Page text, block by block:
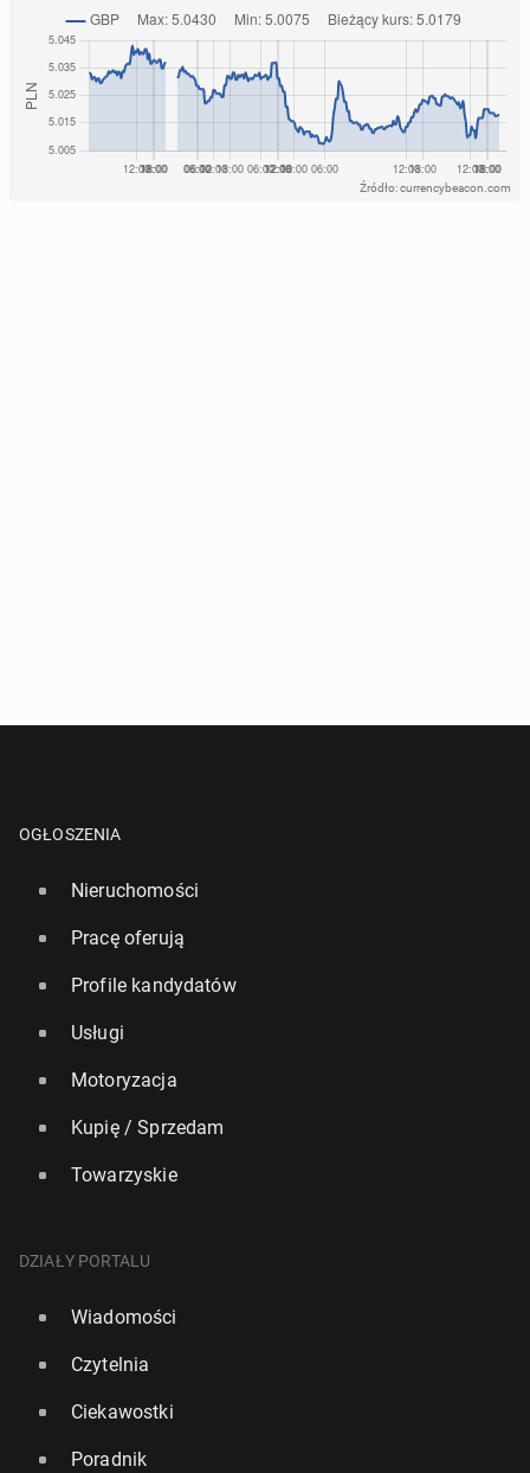
Źródło: currencybeacon.com
OGŁOSZENIA
Nieruchomości
Pracę oferują
Profile kandydatów
Usługi
Motoryzacja
Kupię / Sprzedam
Towarzyskie
DZIAŁY PORTALU
Wiadomości
Czytelnia
Ciekawostki
Poradnik